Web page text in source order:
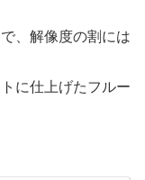
、解像度の割には
に仕上げたフルー